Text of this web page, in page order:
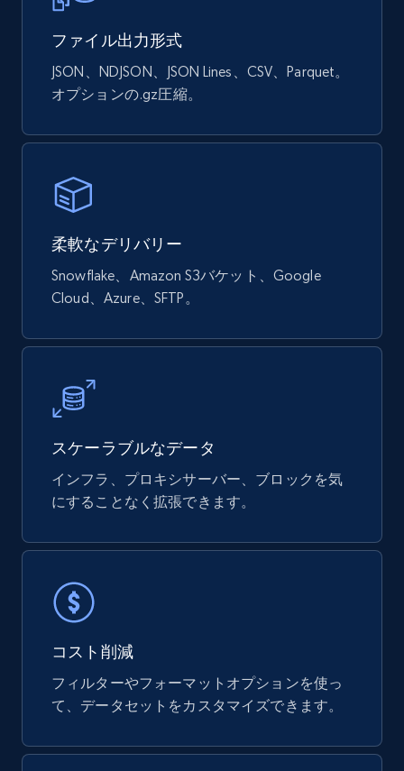
ファイル出力形式
JSON、NDJSON、JSON Lines、CSV、Parquet。
オプションの.gz圧縮。
柔軟なデリバリー
Snowflake、Amazon S3バケット、Google
Cloud、Azure、SFTP。
スケーラブルなデータ
インフラ、プロキシサーバー、ブロックを気
にすることなく拡張できます。
コスト削減
フィルターやフォーマットオプションを使っ
て、データセットをカスタマイズできます。